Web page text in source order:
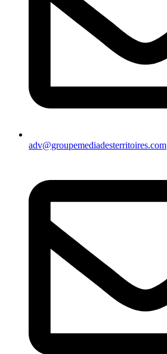
adv@groupemediadesterritoires.com